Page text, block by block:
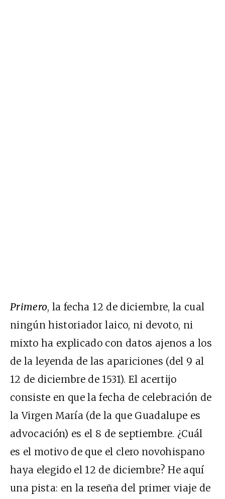
Primero, la fecha 12 de diciembre, la cual
ningún historiador laico, ni devoto, ni
mixto ha explicado con datos ajenos a los
de la leyenda de las apariciones (del 9 al
12 de diciembre de 1531). El acertijo
consiste en que la fecha de celebración de
la Virgen María (de la que Guadalupe es
advocación) es el 8 de septiembre. ¿Cuál
es el motivo de que el clero novohispano
haya elegido el 12 de diciembre? He aquí
una pista: en la reseña del primer viaje de